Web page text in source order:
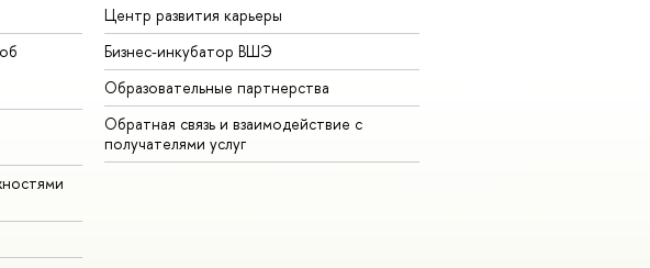
Центр развития карьеры
Бизнес-инкубатор ВШЭ
Образовательные партнерства
Обратная связь и взаимодействие с
получателями услуг